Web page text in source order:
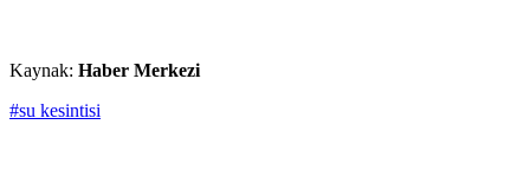
Kaynak: Haber Merkezi
#su kesintisi